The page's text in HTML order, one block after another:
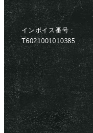
インボイス番号 :
T6021001010385